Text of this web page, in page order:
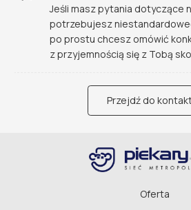
Jeśli masz pytania dotyczące
potrzebujesz
po prostu chcesz omówić
z przyjemnością się z Tobą
Przejdź do
Oferta